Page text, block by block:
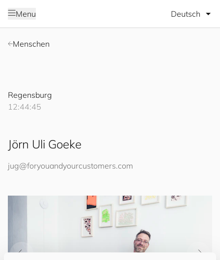
Menu Sprache
Menschen
Regensburg
12:44:45
Jörn Uli Goeke
jug@foryouandyourcustomers.com